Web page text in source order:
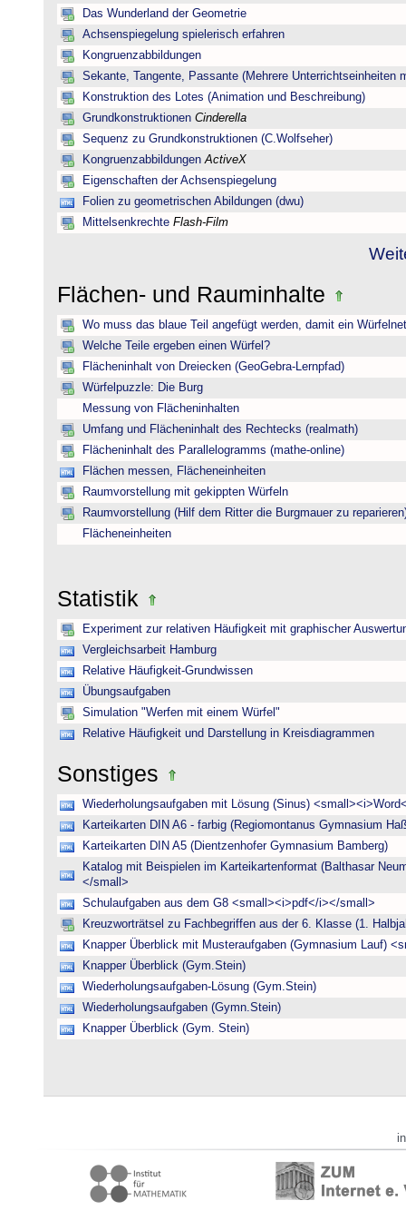
Das Wunderland der Geometrie
Achsenspiegelung spielerisch erfahren
Kongruenzabbildungen
Sekante, Tangente, Passante (Mehrere Unterrichtseinheiten
Konstruktion des Lotes (Animation und Beschreibung)
Grundkonstruktionen Cinderella
Sequenz zu Grundkonstruktionen (C.Wolfseher)
Kongruenzabbildungen ActiveX
Eigenschaften der Achsenspiegelung
Folien zu geometrischen Abildungen (dwu)
Mittelsenkrechte Flash-Film
Flächen- und Rauminhalte
Wo muss das blaue Teil angefügt werden, damit ein
Welche Teile ergeben einen Würfel?
Flächeninhalt von Dreiecken (GeoGebra-Lernpfad)
Würfelpuzzle: Die Burg
Messung von Flächeninhalten
Umfang und Flächeninhalt des Rechtecks (realmath)
Flächeninhalt des Parallelogramms (mathe-online)
Flächen messen, Flächeneinheiten
Raumvorstellung mit gekippten Würfeln
Raumvorstellung (Hilf dem Ritter die Burgmauer zu
Flächeneinheiten
Statistik
Experiment zur relativen Häufigkeit mit graphischer
Vergleichsarbeit Hamburg
Relative Häufigkeit-Grundwissen
Übungsaufgaben
Simulation "Werfen mit einem Würfel"
Relative Häufigkeit und Darstellung in Kreisdiagrammen
Sonstiges
Wiederholungsaufgaben mit Lösung (Sinus)
Karteikarten DIN A6 - farbig (Regiomontanus Gymnasium
Karteikarten DIN A5 (Dientzenhofer Gymnasium Bamberg)
Katalog mit Beispielen im Karteikartenformat (Balthasar
</small>
Schulaufgaben aus dem G8 <small><i>pdf</i></small>
Kreuzworträtsel zu Fachbegriffen aus der 6. Klasse (1.
Knapper Überblick mit Musteraufgaben (Gymnasium Lauf)
Knapper Überblick (Gym.Stein)
Wiederholungsaufgaben-Lösung (Gym.Stein)
Wiederholungsaufgaben (Gymn.Stein)
Knapper Überblick (Gym. Stein)